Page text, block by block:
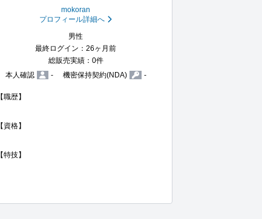
mokoran
プロフィール詳細へ
男性
最終ログイン：26ヶ月前
総販売実績：0件
本人確認
- 機密保持契約(NDA) -
【職歴】
【資格】
【特技】